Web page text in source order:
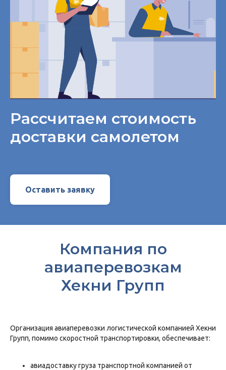
Рассчитаем стоимость
доставки самолетом
Оставить заявку
Компания по
авиаперевозкам
Хекни Групп
Организация авиаперевозки логистической компанией Хекни
Групп, помимо скоростной транспортировки, обеспечивает:
авиадоставку груза транспортной компанией от